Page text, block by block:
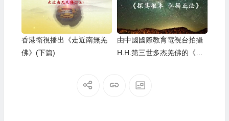
香港衛視播出《走近南無羌
佛》(下篇)
由中國國際教育電視台拍攝
H.H.第三世多杰羌佛的《探